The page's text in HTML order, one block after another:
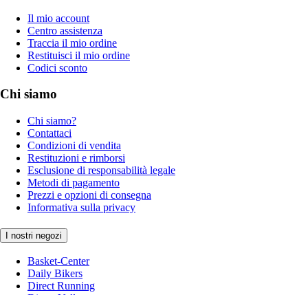
Il mio account
Centro assistenza
Traccia il mio ordine
Restituisci il mio ordine
Codici sconto
Chi siamo
Chi siamo?
Contattaci
Condizioni di vendita
Restituzioni e rimborsi
Esclusione di responsabilità legale
Metodi di pagamento
Prezzi e opzioni di consegna
Informativa sulla privacy
I nostri negozi
Basket-Center
Daily Bikers
Direct Running